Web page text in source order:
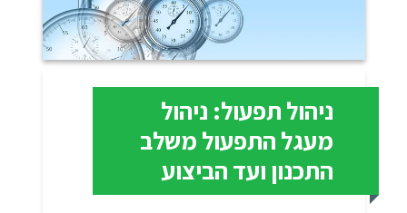
ניהול תפעול: ניהול
מעגל התפעול משלב
התכנון ועד הביצוע